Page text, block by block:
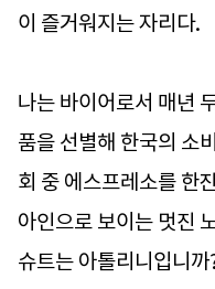
이 즐거워지는 자리다.
나는 바이어로서 매년
품을 선별해 한국의 소
회 중 에스프레소를 한
아인으로 보이는 멋진
슈트는 아톨리니입니